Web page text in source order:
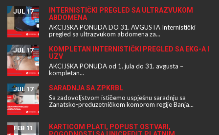
INTERNISTIČKI PREGLED SA ULTRAZVUKOM
ABDOMENA
JUL 17
AKCIJSKA PONUDA DO 31. AVGUSTA Internistički
pregled sa ultrazvukom abdomena za...
KOMPLETAN INTERNISTIČKI PREGLED SA EKG-A I
UZV
JUL 17
AKCIJSKA PONUDA od 1. jula do 31. avgusta –
kompletan...
SARADNJA SA ZPKRBL
JUL 17
Sa zadovoljstvom ističemo uspješnu saradnju sa
Zanatsko-preduzetničkom komorom regije Banja...
KARTICOM PLATI, POPUST OSTVARI,
FEB 11